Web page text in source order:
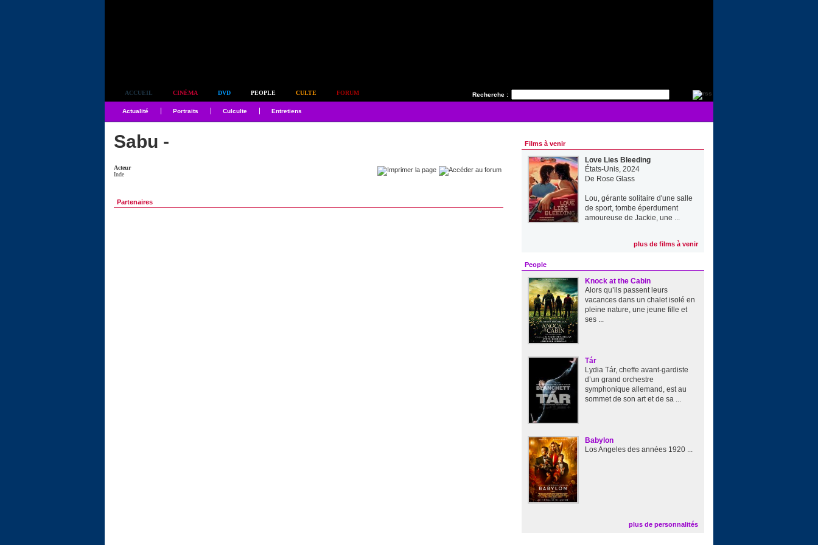
Recherche :
ACCUEIL CINÉMA DVD PEOPLE CULTE FORUM
Actualité Portraits Culculte Entretiens
Sabu -
Acteur
Inde
Partenaires
Films à venir
Love Lies Bleeding
États-Unis, 2024
De Rose Glass
Lou, gérante solitaire d'une salle
de sport, tombe éperdument
amoureuse de Jackie, une ...
plus de films à venir
People
Knock at the Cabin
Alors qu’ils passent leurs
vacances dans un chalet isolé en
pleine nature, une jeune fille et
ses ...
Tár
Lydia Tár, cheffe avant-gardiste
d’un grand orchestre
symphonique allemand, est au
sommet de son art et de sa ...
Babylon
Los Angeles des années 1920 ...
plus de personnalités